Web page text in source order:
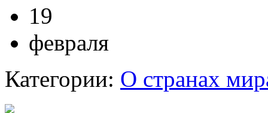
19
февраля
Категории: О странах